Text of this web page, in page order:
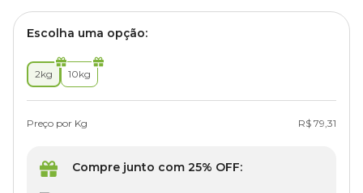
Escolha uma opção:
2kg 10kg
Preço por Kg R$ 79,31
Compre junto com 25% OFF: